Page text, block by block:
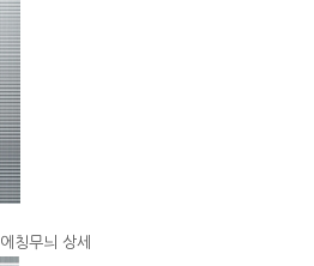
에칭무늬 상세